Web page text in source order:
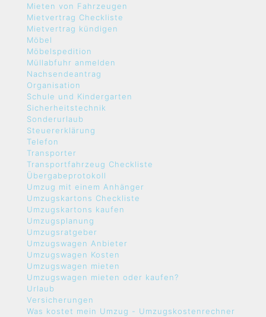
Mieten von Fahrzeugen
Mietvertrag Checkliste
Mietvertrag kündigen
Möbel
Möbelspedition
Müllabfuhr anmelden
Nachsendeantrag
Organisation
Schule und Kindergarten
Sicherheitstechnik
Sonderurlaub
Steuererklärung
Telefon
Transporter
Transportfahrzeug Checkliste
Übergabeprotokoll
Umzug mit einem Anhänger
Umzugskartons Checkliste
Umzugskartons kaufen
Umzugsplanung
Umzugsratgeber
Umzugswagen Anbieter
Umzugswagen Kosten
Umzugswagen mieten
Umzugswagen mieten oder kaufen?
Urlaub
Versicherungen
Was kostet mein Umzug - Umzugskostenrechner